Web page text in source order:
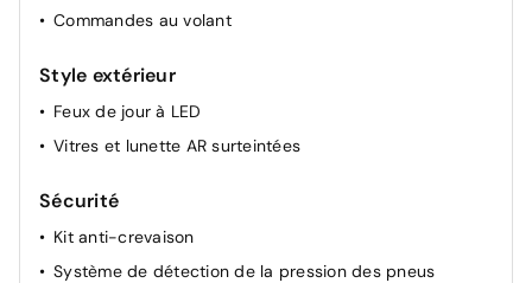
Commandes au volant
Style extérieur
Feux de jour à LED
Vitres et lunette AR surteintées
Sécurité
Kit anti-crevaison
Système de détection de la pression des pneus